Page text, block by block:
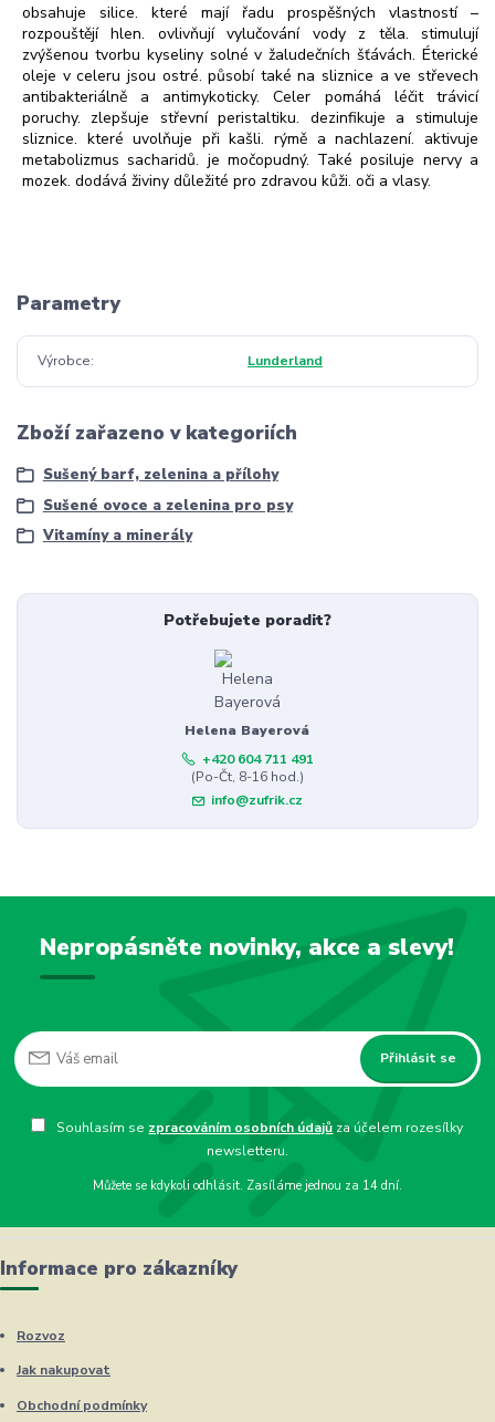
obsahuje silice. které mají řadu prospěšných vlastností –
rozpouštějí hlen. ovlivňují vylučování vody z těla. stimulují
zvýšenou tvorbu kyseliny solné v žaludečních šťávách. Éterické
oleje v celeru jsou ostré. působí také na sliznice a ve střevech
antibakteriálně a antimykoticky. Celer pomáhá léčit trávicí
poruchy. zlepšuje střevní peristaltiku. dezinfikuje a stimuluje
sliznice. které uvolňuje při kašli. rýmě a nachlazení. aktivuje
metabolizmus sacharidů. je močopudný. Také posiluje nervy a
mozek. dodává živiny důležité pro zdravou kůži. oči a vlasy.
Parametry
Výrobce Lunderland
Zboží zařazeno v kategoriích
Sušený barf, zelenina a přílohy
Sušené ovoce a zelenina pro psy
Vitamíny a minerály
Potřebujete poradit?
Helena Bayerová
+420 604 711 491
(Po-Čt, 8-16 hod.)
info@zufrik.cz
Nepropásněte novinky, akce a slevy!
Přihlásit se
Souhlasím se zpracováním osobních údajů za účelem rozesílky
newsletteru.
Můžete se kdykoli odhlásit. Zasíláme jednou za 14 dní.
Informace pro zákazníky
Rozvoz
Jak nakupovat
Obchodní podmínky